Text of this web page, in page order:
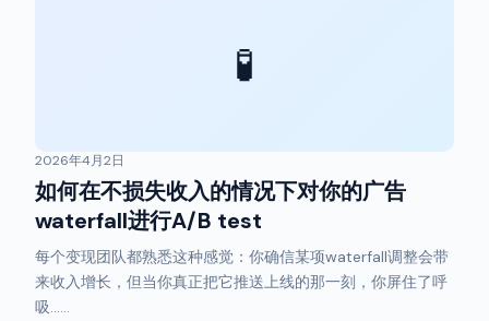
🧪
2026年4月2日
如何在不损失收入的情况下对你的广告
waterfall进行A/B test
每个变现团队都熟悉这种感觉：你确信某项waterfall调整会带
来收入增长，但当你真正把它推送上线的那一刻，你屏住了呼
吸……